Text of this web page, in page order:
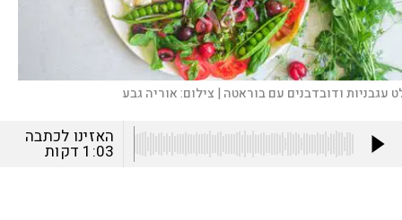
עגבניות ודובדבנים עם בוראטה | צילום:אוריה גבע
האזינו לכתבה
1:03 דקות